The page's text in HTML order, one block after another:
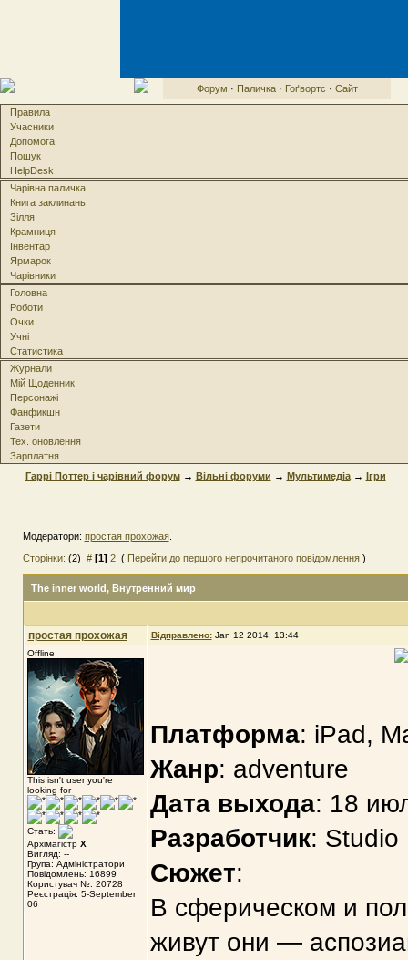
Форум · Паличка· Гоґвортс · Сайт
Правила
Учасники
Допомога
Пошук
HelpDesk
Чарівна паличка
Книга заклинань
Зілля
Крамниця
Інвентар
Ярмарок
Чарівники
Головна
Роботи
Очки
Учні
Статистика
Журнали
Мій Щоденник
Персонажі
Фанфикшн
Газети
Тех. оновлення
Зарплатня
Гаррі Поттер і чарівний форум→ Вільні форуми → Мультимедіа→ Ігри
Модератори: простая прохожая.
Сторінки: (2) # [1] 2( Перейти до першого непрочитаного повідомлення)
The inner world, Внутренний мир
простая прохожая Відправлено: Jan 12 2014, 13:44
Offline
This isn't user you're
looking for
Стать:
Архімагістр X
Вигляд: --
Група: Адміністратори
Повідомлень: 16899
Користувач №: 20728
Реєстрація: 5-September
06
Платформа: iPad,
Жанр: adventure
Дата выхода: 18
Разработчик: Studio
Сюжет:
В сферическом и
живут они —